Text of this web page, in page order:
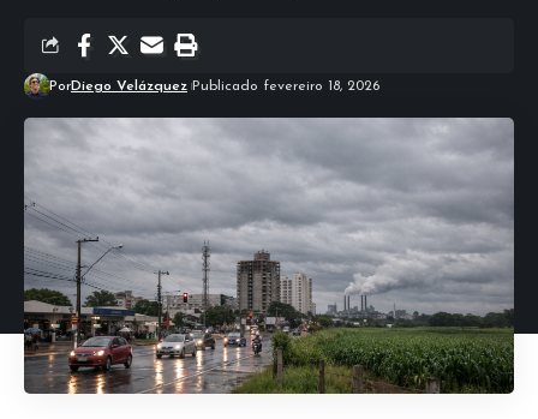
PorDiego Velázquez Publicado fevereiro 18, 2026